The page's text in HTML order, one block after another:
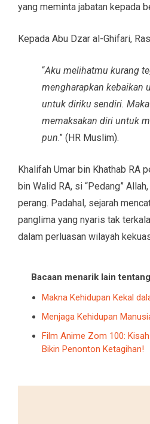
yang meminta jabatan kepada
Kepada Abu Dzar al-Ghifari,
“Aku melihatmu kurang
mengharapkan kebaikan
untuk diriku sendiri.
memaksakan diri untuk
pun.” (HR Muslim).
Khalifah Umar bin Khathab RA
bin Walid RA, si “Pedang”
perang. Padahal, sejarah
panglima yang nyaris tak
dalam perluasan wilayah
Bacaan menarik lain tentang
Makna Kehidupan Kekal
Menjaga Kehidupan
Film Anime Zom 100:
Bikin Penonton Ketagihan!